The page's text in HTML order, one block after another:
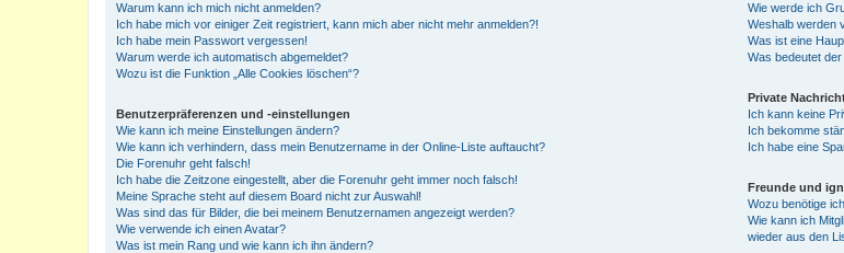
Warum kann ich mich nicht anmelden?
Ich habe mich vor einiger Zeit registriert, kann mich aber nicht mehr anmelden?!
Ich habe mein Passwort vergessen!
Warum werde ich automatisch abgemeldet?
Wozu ist die Funktion „Alle Cookies löschen“?
Benutzerpräferenzen und -einstellungen
Wie kann ich meine Einstellungen ändern?
Wie kann ich verhindern, dass mein Benutzername in der Online-Liste auftaucht?
Die Forenuhr geht falsch!
Ich habe die Zeitzone eingestellt, aber die Forenuhr geht immer noch falsch!
Meine Sprache steht auf diesem Board nicht zur Auswahl!
Was sind das für Bilder, die bei meinem Benutzernamen angezeigt werden?
Wie verwende ich einen Avatar?
Was ist mein Rang und wie kann ich ihn ändern?
Wie werde ich
Weshalb werden
Was ist eine
Was bedeutet
Private
Ich kann keine
Ich bekomme
Ich habe eine
Freunde und
Wozu benötige
Wie kann ich
wieder aus den